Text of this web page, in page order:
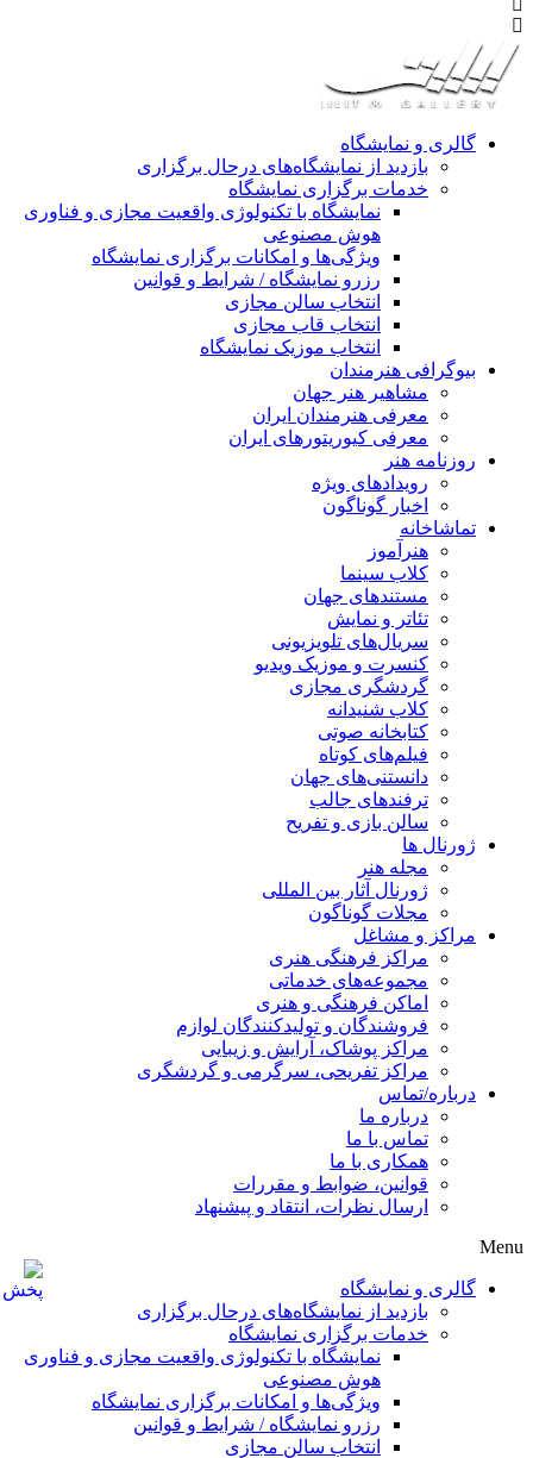
گالری و نمایشگاه
بازدید از نمایشگاه‌های درحال برگزاری
خدمات برگزاری نمایشگاه
نمایشگاه با تکنولوژی واقعیت مجازی و فناوری
هوش مصنوعی
ویژگی‌ها و امکانات برگزاری نمایشگاه
رزرو نمایشگاه / شرایط و قوانین
انتخاب سالن مجازی
انتخاب قاب مجازی
انتخاب موزیک نمایشگاه
بیوگرافی هنرمندان
مشاهیر هنر جهان
معرفی هنرمندان ایران
معرفی کیوریتورهای ایران
روزنامه هنر
رویدادهای ویژه
اخبار گوناگون
تماشاخانه
هنرآموز
کلاب سینما
مستندهای جهان
تئاتر و نمایش
سریال‌های تلویزیونی
کنسرت و موزیک ویدیو
گردشگری مجازی
کلاب شنیدانه
کتابخانه صوتی
فیلم‌های کوتاه
دانستنی‌های جهان
ترفندهای جالب
سالن بازی و تفریح
ژورنال ها
مجله هنر
ژورنال آثار بین المللی
مجلات گوناگون
مراکز و مشاغل
مراکز فرهنگی هنری
مجموعه‌های خدماتی
اماکن فرهنگی و هنری
فروشندگان و تولیدکنندگان لوازم
مراکز پوشاک، آرایش و زیبایی
مراکز تفریحی، سرگرمی و گردشگری
درباره/تماس
درباره ما
تماس با ما
همکاری با ما
قوانین، ضوابط و مقررات
ارسال نظرات، انتقاد و پیشنهاد
Menu
گالری و نمایشگاه
بازدید از نمایشگاه‌های درحال برگزاری
خدمات برگزاری نمایشگاه
نمایشگاه با تکنولوژی واقعیت مجازی و فناوری
هوش مصنوعی
ویژگی‌ها و امکانات برگزاری نمایشگاه
رزرو نمایشگاه / شرایط و قوانین
انتخاب سالن مجازی